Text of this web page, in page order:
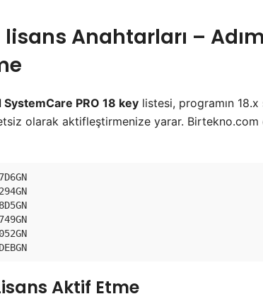
lisans Anahtarları –
PRO 18 key listesi, programın
olarak aktifleştirmenize yarar. Birtekno.com
Aktif Etme